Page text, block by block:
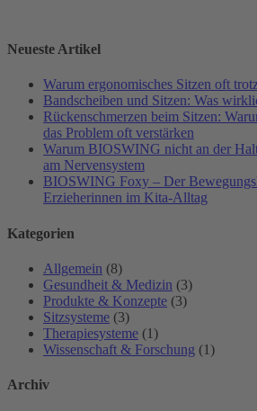
Neueste Artikel
Warum ergonomisches Sitzen oft
Bandscheiben und Sitzen: Was
Rückenschmerzen beim Sitzen:
das Problem oft verstärken
Warum BIOSWING nicht an der
am Nervensystem
BIOSWING Foxy – Der
Erzieherinnen im Kita-Alltag
Kategorien
Allgemein (8)
Gesundheit & Medizin (3)
Produkte & Konzepte (3)
Sitzsysteme (3)
Therapiesysteme (1)
Wissenschaft & Forschung (1)
Archiv